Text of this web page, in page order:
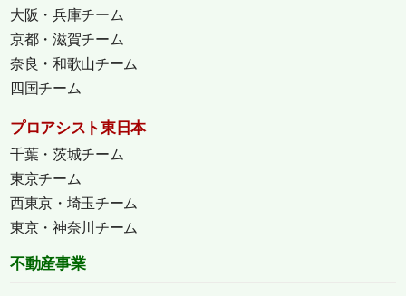
大阪・兵庫チーム
京都・滋賀チーム
奈良・和歌山チーム
四国チーム
プロアシスト東日本
千葉・茨城チーム
東京チーム
西東京・埼玉チーム
東京・神奈川チーム
不動産事業